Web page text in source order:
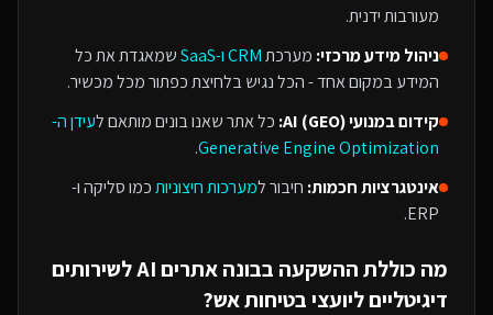
מעורבות ידנית.
ניהול מידע מרכזי: מערכתCRM ו-SaaS
שמאגדת את כל
המידע במקום אחד - הכל נגיש בלחיצת כפתור מכל מכשיר.
קידום במנועי AI (GEO):
כל אתר שאנו בונים מותאם לעידן ה-
Generative Engine Optimization
.
אינטגרציות חכמות: חיבור למערכות חיצוניותכמו סליקה ו-
ERP.
מה כוללת ההשקעה בבונה אתרים AI לשירותים
דיגיטליים ליועצי בטיחות אש?